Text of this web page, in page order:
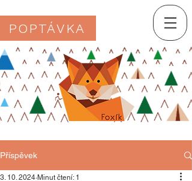
POPTÁVKA
Příspěvek
3. 10. 2024 Minut čtení: 1